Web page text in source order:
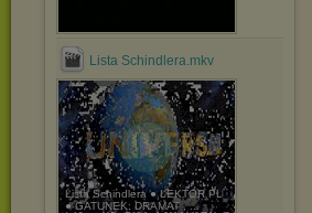
Lista Schindlera.mkv
Lista Schindlera ● LEKTOR PL
● GATUNEK: DRAMAT , ...